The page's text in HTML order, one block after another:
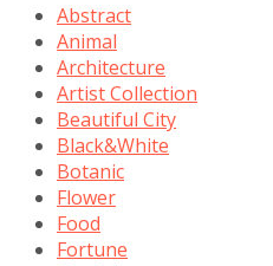
Abstract
Animal
Architecture
Artist Collection
Beautiful City
Black&White
Botanic
Flower
Food
Fortune